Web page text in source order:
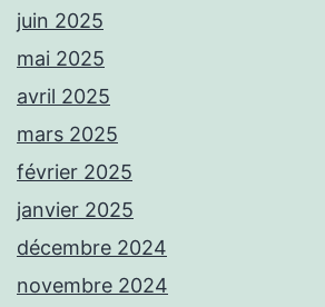
juin 2025
mai 2025
avril 2025
mars 2025
février 2025
janvier 2025
décembre 2024
novembre 2024